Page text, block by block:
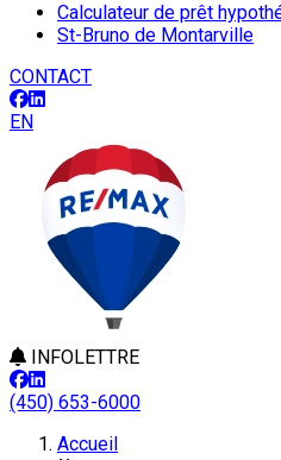
Calculateur de prêt
St-Bruno de Montarville
CONTACT
EN
INFOLETTRE
(450) 653-6000
Accueil